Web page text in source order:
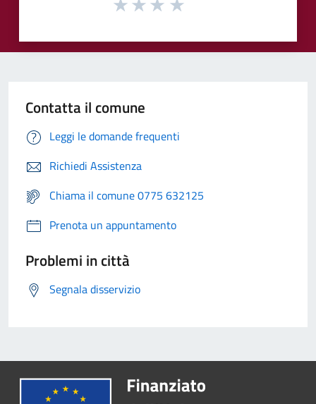
Contatta il comune
Leggi le domande frequenti
Richiedi Assistenza
Chiama il comune 0775 632125
Prenota un appuntamento
Problemi in città
Segnala disservizio